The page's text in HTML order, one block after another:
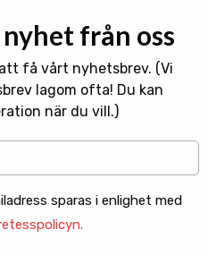
från oss
få vårt nyhetsbrev. (Vi
lagom ofta! Du kan
när du vill.)
sparas i enlighet med